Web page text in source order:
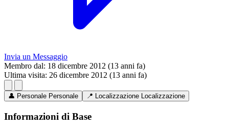
Invia un Messaggio
Membro dal: 18 dicembre 2012 (13 anni fa)
Ultima visita: 26 dicembre 2012 (13 anni fa)
👤 Personale Personale 📍 Localizzazione Localizzazione
Informazioni di Base